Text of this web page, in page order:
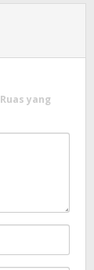
Ruas yang